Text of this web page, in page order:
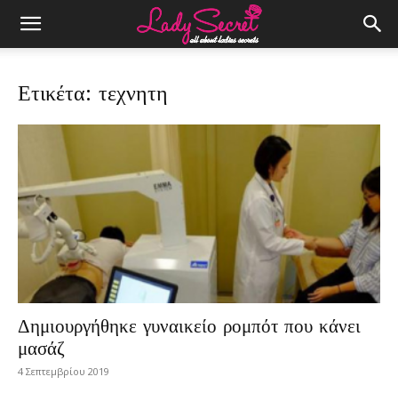
Ετικέτα: τεχνητη
Δημιουργήθηκε γυναικείο ρομπότ που κάνει
μασάζ
4 Σεπτεμβρίου 2019